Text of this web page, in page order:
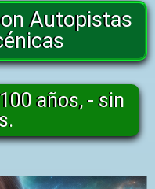
Autopistas
años, - sin